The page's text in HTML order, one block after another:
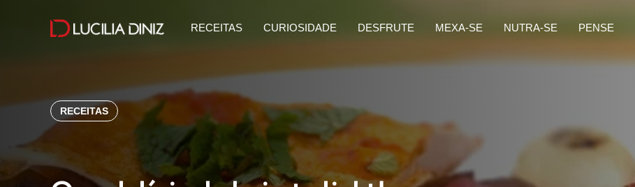
RECEITAS CURIOSIDADE DESFRUTE MEXA-SE NUTRA-SE PENSE
RECEITAS